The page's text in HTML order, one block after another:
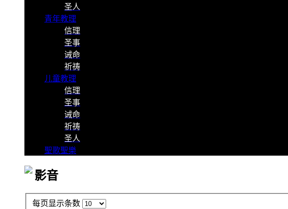
圣人
青年教理
信理
圣事
诫命
祈祷
儿童教理
信理
圣事
诫命
祈祷
圣人
聖歌聖樂
影音
每页显示条数